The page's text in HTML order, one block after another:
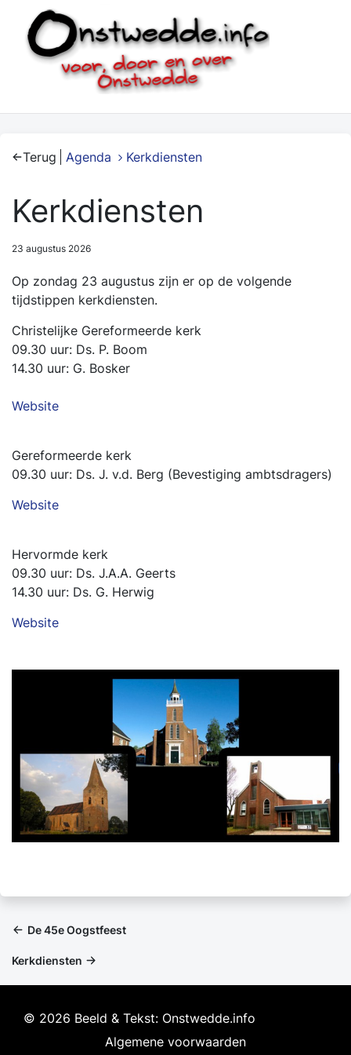
Terug Agenda Kerkdiensten
Kerkdiensten
23 augustus 2026
Op zondag 23 augustus zijn er op de volgende
tijdstippen kerkdiensten.
Christelijke Gereformeerde kerk
09.30 uur: Ds. P. Boom
14.30 uur: G. Bosker
Website
Gereformeerde kerk
09.30 uur: Ds. J. v.d. Berg (Bevestiging ambtsdragers)
Website
Hervormde kerk
09.30 uur: Ds. J.A.A. Geerts
14.30 uur: Ds. G. Herwig
Website
De 45e Oogstfeest
Kerkdiensten
© 2026 Beeld & Tekst: Onstwedde.info
Algemene voorwaarden